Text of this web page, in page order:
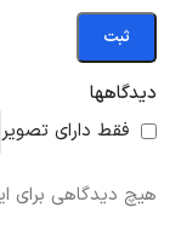
دیدگاهها
فقط دارای تصویر
هیچ دیدگاهی